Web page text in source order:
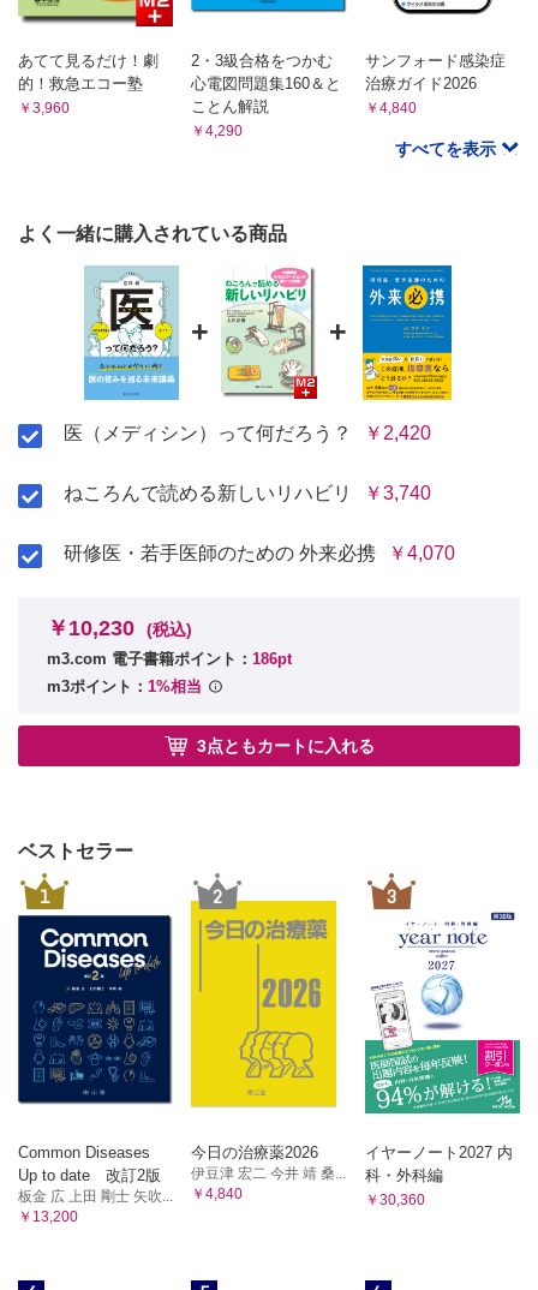
あてて見るだけ！劇
的！救急エコー塾
￥3,960
2・3級合格をつかむ
心電図問題集160＆と
ことん解説
￥4,290
サンフォード感染症
治療ガイド2026
￥4,840
すべてを表示
よく一緒に購入されている商品
+ +
医（メディシン）って何だろう？ ￥2,420
ねころんで読める新しいリハビリ ￥3,740
研修医・若手医師のための 外来必携 ￥4,070
￥10,230 (税込)
m3.com 電子書籍ポイント： 186pt
m3ポイント： 1%相当
3点ともカートに入れる
ベストセラー
1
Common Diseases
Up to date 改訂2版
板金 広 上田 剛士 矢吹...
￥13,200
2
今日の治療薬2026
伊豆津 宏二 今井 靖 桑...
￥4,840
3
イヤーノート2027 内
科・外科編
￥30,360